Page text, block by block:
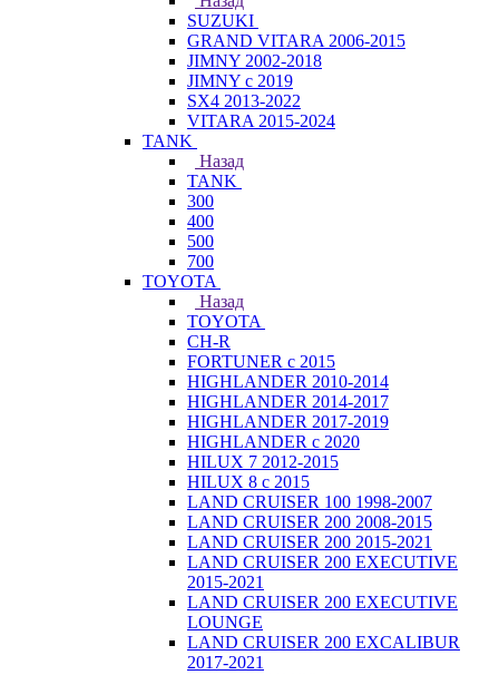
SUZUKI
GRAND VITARA 2006-2015
JIMNY 2002-2018
JIMNY с 2019
SX4 2013-2022
VITARA 2015-2024
TANK
Назад
TANK
300
400
500
700
TOYOTA
Назад
TOYOTA
CH-R
FORTUNER с 2015
HIGHLANDER 2010-2014
HIGHLANDER 2014-2017
HIGHLANDER 2017-2019
HIGHLANDER с 2020
HILUX 7 2012-2015
HILUX 8 с 2015
LAND CRUISER 100 1998-2007
LAND CRUISER 200 2008-2015
LAND CRUISER 200 2015-2021
LAND CRUISER 200 EXECUTIVE
2015-2021
LAND CRUISER 200 EXECUTIVE
LOUNGE
LAND CRUISER 200 EXCALIBUR
2017-2021